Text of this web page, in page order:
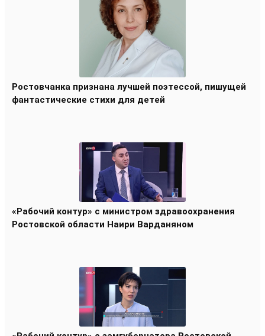
Ростовчанка признана лучшей поэтессой, пишущей
фантастические стихи для детей
«Рабочий контур» с министром здравоохранения
Ростовской области Наири Варданяном